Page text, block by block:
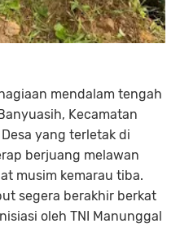
mendalam tengah
Kecamatan
yang terletak di
berjuang melawan
musim kemarau tiba.
segera berakhir berkat
oleh TNI Manunggal